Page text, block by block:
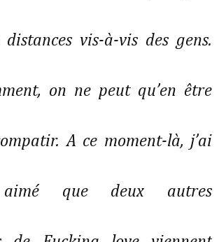
vis-à-vis des gens.
on ne peut qu’en être
A ce moment-là, j’ai
aimé que deux autres